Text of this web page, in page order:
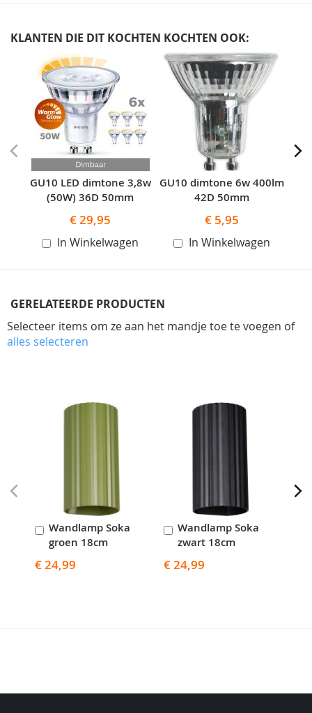
KLANTEN DIE DIT KOCHTEN KOCHTEN OOK:
Skip
carousel
GU10 LED dimtone 3,8w
(50W) 36D 50mm
€ 29,95
In Winkelwagen
GU10 dimtone 6w 400lm
42D 50mm
€ 5,95
In Winkelwagen
GERELATEERDE PRODUCTEN
Selecteer items om ze aan het mandje toe te voegen of
alles selecteren
Wandlamp Soka
groen 18cm
€ 24,99
In
Winkelwagen
Wandlamp Soka
zwart 18cm
€ 24,99
In
Winkelwagen